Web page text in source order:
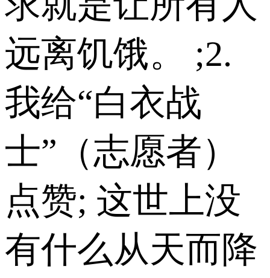
远离饥饿。 ;2.
我给“白衣战
士”（志愿者）
点赞; 这世上没
有什么从天而降